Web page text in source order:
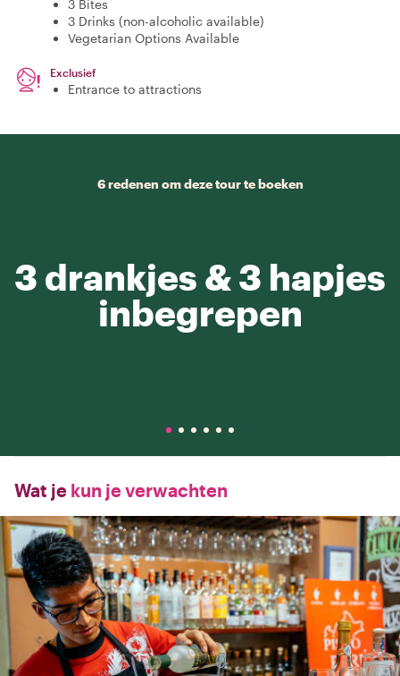
3 Bites
3 Drinks (non-alcoholic available)
Vegetarian Options Available
Exclusief
Entrance to attractions
6 redenen om deze tour te boeken
3 drankjes & 3 hapjes
inbegrepen
Wat je kun je verwachten